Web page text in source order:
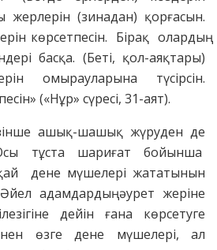
жерлерін (зинадан) қорғасын.
көрсетпесін. Бірақ олардың
басқа. (Беті, қол-аяқтары)
омырауларына түсірсін.
(«Нұр» сүресі, 31-аят).
ашық-шашық жүруден де
тұста шариғат бойынша
дене мүшелері жататынын
адамдардың әурет жеріне
дейін ғана көрсетуге
өзге дене мүшелері, ал